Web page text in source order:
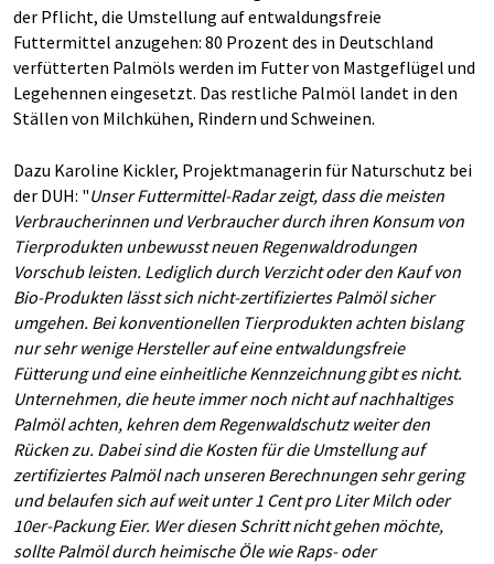
der Pflicht, die Umstellung auf entwaldungsfreie
Futtermittel anzugehen: 80 Prozent des in Deutschland
verfütterten Palmöls werden im Futter von Mastgeflügel und
Legehennen eingesetzt. Das restliche Palmöl landet in den
Ställen von Milchkühen, Rindern und Schweinen.
Dazu Karoline Kickler, Projektmanagerin für Naturschutz bei
der DUH: "Unser Futtermittel-Radar zeigt, dass die meisten
Verbraucherinnen und Verbraucher durch ihren Konsum von
Tierprodukten unbewusst neuen Regenwaldrodungen
Vorschub leisten. Lediglich durch Verzicht oder den Kauf von
Bio-Produkten lässt sich nicht-zertifiziertes Palmöl sicher
umgehen. Bei konventionellen Tierprodukten achten bislang
nur sehr wenige Hersteller auf eine entwaldungsfreie
Fütterung und eine einheitliche Kennzeichnung gibt es nicht.
Unternehmen, die heute immer noch nicht auf nachhaltiges
Palmöl achten, kehren dem Regenwaldschutz weiter den
Rücken zu. Dabei sind die Kosten für die Umstellung auf
zertifiziertes Palmöl nach unseren Berechnungen sehr gering
und belaufen sich auf weit unter 1 Cent pro Liter Milch oder
10er-Packung Eier. Wer diesen Schritt nicht gehen möchte,
sollte Palmöl durch heimische Öle wie Raps- oder